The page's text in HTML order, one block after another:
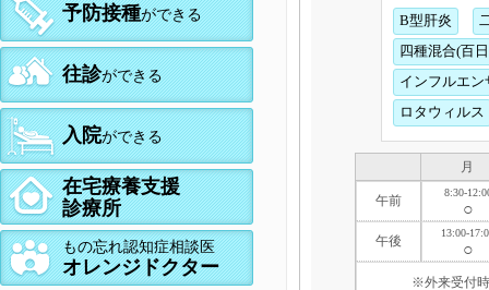
B型肝炎
四種混合(百
インフルエン
ロタウィルス
月
午前
8:30-
○
午後
13:00-
○
※外来受付時
予防接種ができる
往診ができる
入院ができる
在宅療養支援
診療所
もの忘れ認知症相談医
オレンジドクター